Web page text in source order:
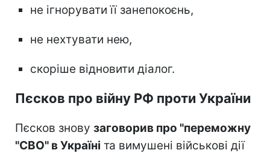
не ігнорувати її занепокоєнь,
не нехтувати нею,
скоріше відновити діалог.
Пєсков про війну РФ проти України
Пєсков знову заговорив про "переможну
"СВО" в Україні та вимушені військові дії